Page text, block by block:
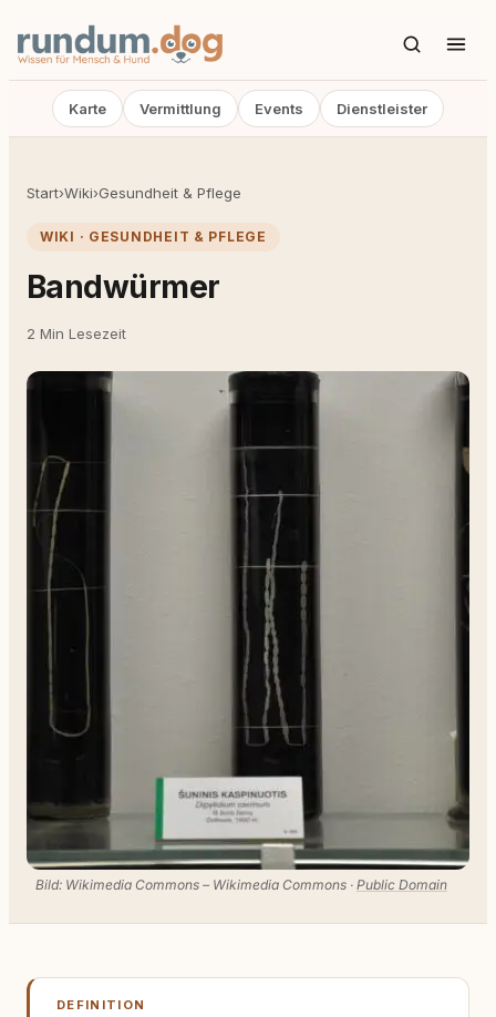
Karte Vermittlung Events Dienstleister
Start›Wiki›Gesundheit & Pflege
WIKI · GESUNDHEIT & PFLEGE
Bandwürmer
2 Min Lesezeit
Bild: Wikimedia Commons – Wikimedia Commons · Public Domain
DEFINITION